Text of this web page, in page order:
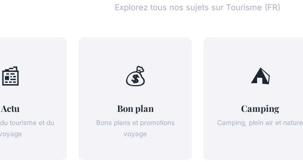
Explorez tous nos sujets sur Tourisme (FR)
📰
Actu
tourisme et du
💰
Bon plan
Bons plans et promotions
voyage
⛺
Camping
Camping, plein air et nature